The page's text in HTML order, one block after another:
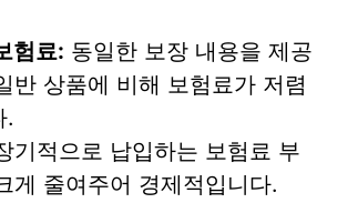
험료: 동일한 보장 내용을 제공
반 상품에 비해 보험료가 저렴
.
기적으로 납입하는 보험료 부
게 줄여주어 경제적입니다.